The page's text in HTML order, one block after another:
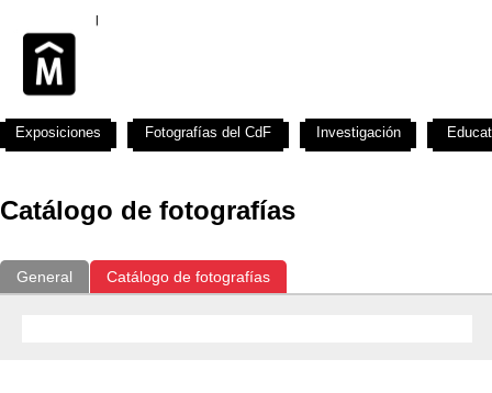
Catálogo de fotografías
General Catálogo de fotografías
Exposiciones Fotografías del CdF Investigación